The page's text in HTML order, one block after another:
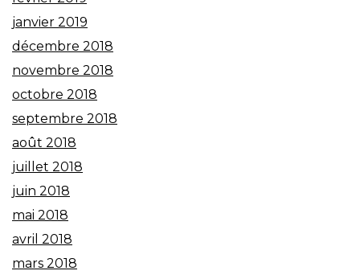
janvier 2019
décembre 2018
novembre 2018
octobre 2018
septembre 2018
août 2018
juillet 2018
juin 2018
mai 2018
avril 2018
mars 2018